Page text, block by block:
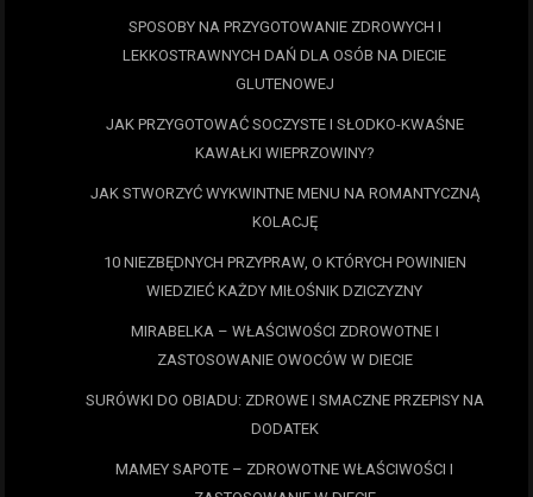
SPOSOBY NA PRZYGOTOWANIE ZDROWYCH I
LEKKOSTRAWNYCH DAŃ DLA OSÓB NA DIECIE
GLUTENOWEJ
JAK PRZYGOTOWAĆ SOCZYSTE I SŁODKO-KWAŚNE
KAWAŁKI WIEPRZOWINY?
JAK STWORZYĆ WYKWINTNE MENU NA ROMANTYCZNĄ
KOLACJĘ
10 NIEZBĘDNYCH PRZYPRAW, O KTÓRYCH POWINIEN
WIEDZIEĆ KAŻDY MIŁOŚNIK DZICZYZNY
MIRABELKA – WŁAŚCIWOŚCI ZDROWOTNE I
ZASTOSOWANIE OWOCÓW W DIECIE
SURÓWKI DO OBIADU: ZDROWE I SMACZNE PRZEPISY NA
DODATEK
MAMEY SAPOTE – ZDROWOTNE WŁAŚCIWOŚCI I